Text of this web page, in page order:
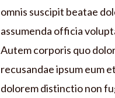
omnis suscipit beatae
assumenda officia
Autem corporis quo
recusandae ipsum eum
dolorem distinctio non